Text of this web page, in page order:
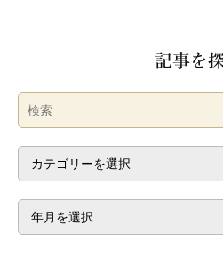
記事を